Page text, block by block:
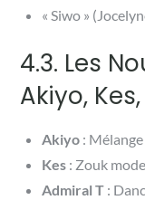
« Siwo »
4.3. Les
Akiyo,
Akiyo :
Kes : Zouk
Admiral T :